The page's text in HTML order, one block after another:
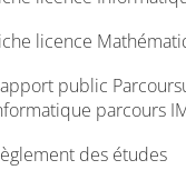
licence
public
parcours
des études